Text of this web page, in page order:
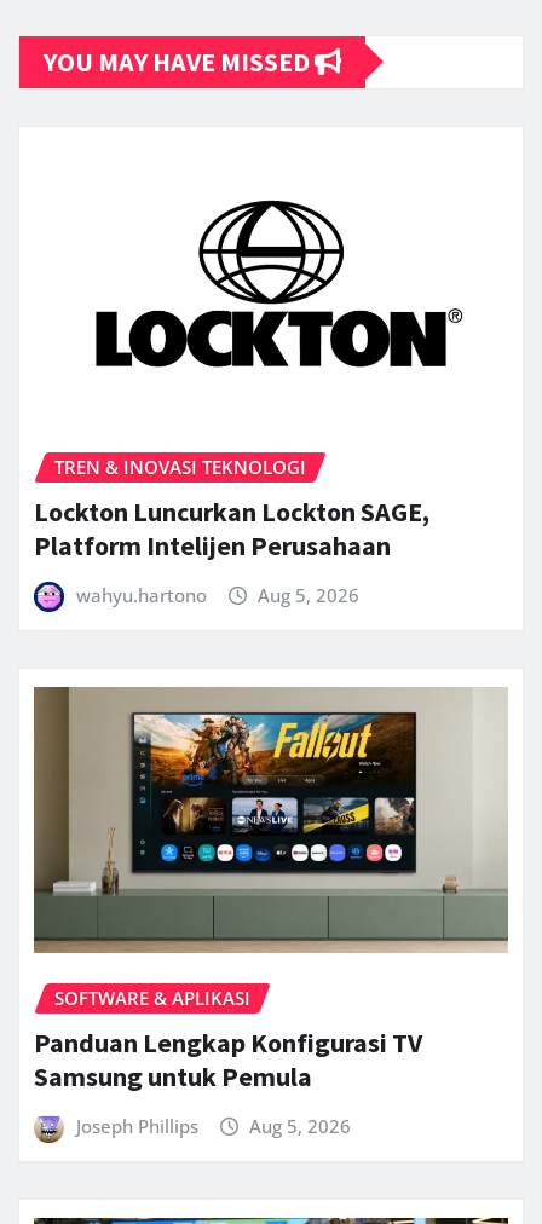
YOU MAY HAVE MISSED
TREN & INOVASI TEKNOLOGI
Lockton Luncurkan Lockton SAGE,
Platform Intelijen Perusahaan
wahyu.hartono Aug 5, 2026
SOFTWARE & APLIKASI
Panduan Lengkap Konfigurasi TV
Samsung untuk Pemula
Joseph Phillips Aug 5, 2026